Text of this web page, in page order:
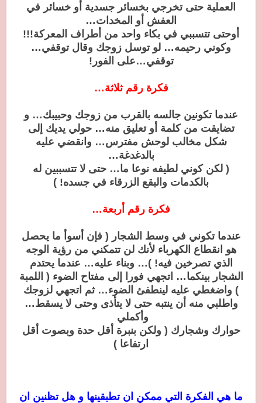
العملية حتى تخرجي بخسائر جسدية أو خسائر في
العفش أو المخدات…
أوحتى تتسببي في بكاء واحد من أطراف المعركة!!!
وكوني رحيمه… لو توسل زوجك وقال توقفي…
توقفي…على الفور!
فكرة رقم ثلاثة…
عندما تكونين جالسه بالقرب من زوجك وحبيبك… و
تضايقت من كلمة أو تعليق منه… حولي يديك إلى
شكل مخالب لوحش مفترس… وانقضي عليه
بالدغدغة…
( لكن كوني لطيفه نوعا ما… حتى لا تتسببين له
بالكدمات والبقع الزرقاء في جسده! )
فكرة رقم أربعة…
عندما تكوني في وسط الشجار ( فإن أسوأ ما يحصل
هو انقطاع الكهرباء لأنك لن تتمكني من رؤية الوجه
الذي تصرخين فيه! )… وبناء عليه… عندما يحتدم
الشجار بينكما… اتجهي فورا إلى مفتاح الضوء ( اللمبة
) واضغطي عليه لينطفئ الضوء… ثم اتجهي لزوجك
واطلبي منه أن ينتبه حتى لا يتأذى وحتى لا يسقط…
وأكملي
حوارك وشجارك ( ولكن بنبرة أقل حدة وبصوت أقل
ارتفاعا )
ما هي الفكرة التي ممكن ان تطبقينها و هل تظنين ان